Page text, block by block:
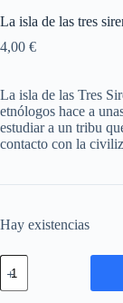
La isla de las tres
4,00 €
La isla de las Tres
etnólogos hace a
estudiar a un tribu
contacto con la
Hay existencias